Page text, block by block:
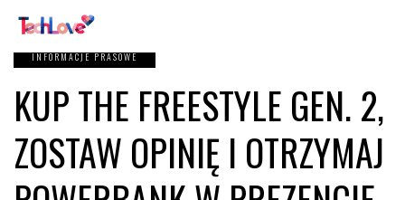
INFORMACJE PRASOWE
KUP THE FREESTYLE GEN. 2,
ZOSTAW OPINIĘ I OTRZYMAJ